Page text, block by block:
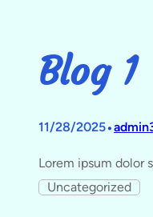
Blog 1
11/28/2025•
Lorem ipsum dolor
Uncategorized